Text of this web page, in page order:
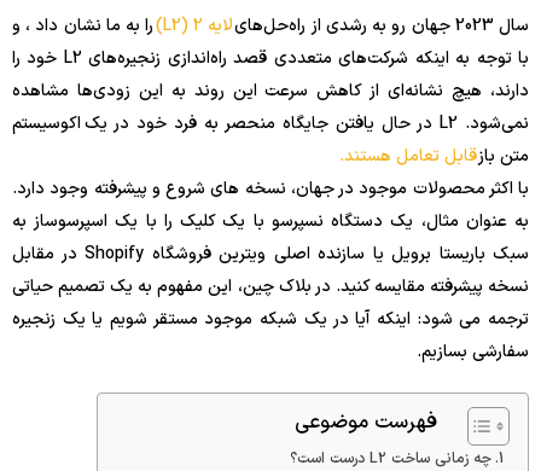
سال 2023 جهان رو به رشدی از راه‌حل‌های لایه 2 (L2)
را به ما نشان داد ، و
با توجه به اینکه شرکت‌های متعددی قصد راه‌اندازی زنجیره‌های L2 خود را
دارند، هیچ نشانه‌ای از کاهش سرعت این روند به این زودی‌ها مشاهده
نمی‌شود. L2 در حال یافتن جایگاه منحصر به فرد خود در یک اکوسیستم
متن بازقابل تعامل هستند.
با اکثر محصولات موجود در جهان، نسخه های شروع و پیشرفته وجود دارد.
به عنوان مثال، یک دستگاه نسپرسو با یک کلیک را با یک اسپرسوساز به
سبک باریستا برویل یا سازنده اصلی ویترین فروشگاه Shopify در مقابل
نسخه پیشرفته مقایسه کنید. در بلاک چین، این مفهوم به یک تصمیم حیاتی
ترجمه می شود: اینکه آیا در یک شبکه موجود مستقر شویم یا یک زنجیره
سفارشی بسازیم.
فهرست موضوعی
چه زمانی ساخت L2 درست است؟